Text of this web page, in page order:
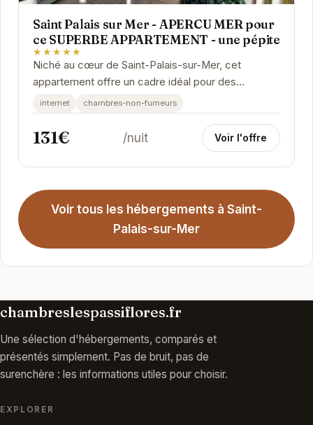
Saint Palais sur Mer - APERCU MER pour
ce SUPERBE APPARTEMENT - une pépite
★★★★★
Niché au cœur de Saint-Palais-sur-Mer, cet
appartement offre un cadre idéal pour des
vacances reposantes. Son emplacement privilégié
vous permet...
internet chambres-non-fumeurs
131€ /nuit Voir l'offre
Voir tous les hébergements à Saint-
Palais-sur-Mer
chambreslespassiflores.fr
Une sélection d'hébergements, comparés et
présentés simplement. Pas de bruit, pas de
surenchère : les informations utiles pour choisir.
EXPLORER